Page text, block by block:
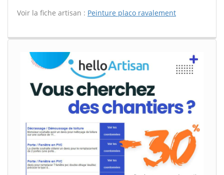
Voir la fiche artisan : Peinture placo ravalement